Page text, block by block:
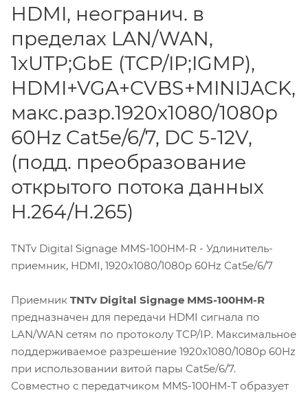
HDMI, неогранич. в
пределах LAN/WAN,
1xUTP;GbE (TCP/IP;IGMP),
HDMI+VGA+CVBS+MINIJACK,
макс.разр.1920x1080/1080p
60Hz Cat5e/6/7, DC 5-12V,
(подд. преобразование
открытого потока данных
H.264/H.265)
TNTv Digital Signage MMS-100HM-R - Удлинитель-
приемник, HDMI, 1920x1080/1080p 60Hz Cat5e/6/7
Приемник TNTv Digital Signage MMS-100HM-R
предназначен для передачи HDMI сигнала по
LAN/WAN сетям по протоколу TCP/IP. Максимальное
поддерживаемое разрешение 1920x1080/1080p 60Hz
при использовании витой пары Cat5e/6/7.
Совместно с передатчиком MMS-100HM-T образует